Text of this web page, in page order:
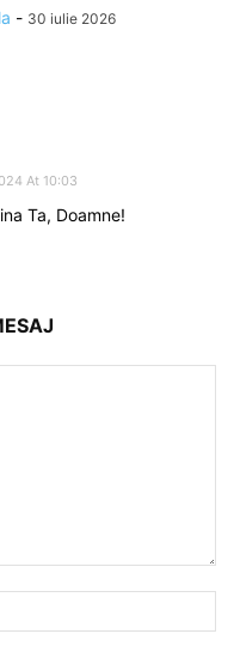
- 30 iulie 2026
At 10:03
Ta, Doamne!